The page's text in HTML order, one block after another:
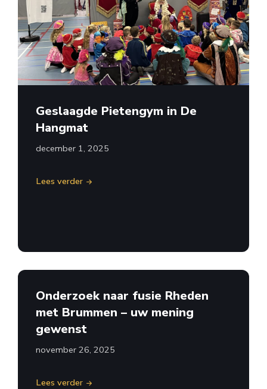
Geslaagde Pietengym in De
Hangmat
december 1, 2025
Lees verder
Onderzoek naar fusie Rheden
met Brummen – uw mening
gewenst
november 26, 2025
Lees verder